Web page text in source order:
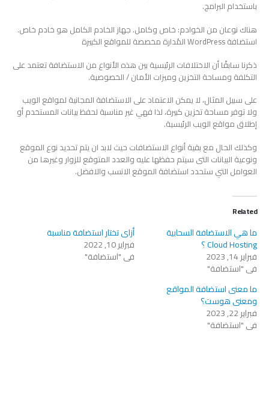
باستخدام البرامج.
هناك نوعان من الخوادم: خاص وكامل. جهاز الخادم الكامل هو خادم خاص.
استضافة WordPress المُدارة مخصصة للمواقع الكبيرة
ذكرنا سابقًا أن الاختلافات الرئيسية بين هذه الأنواع من الاستضافة تعتمد على
التكلفة ومساحة التخزين وميزات الأمان / الخصوصية.
على سبيل المثال، لا يمكن الاعتماد على الاستضافة المجانية لمواقع الويب
ولا توفر مساحة تخزين كبيرة، لذا فهي غير مناسبة لحفظ بيانات المستخدم أو
إطلاق مواقع الويب الرئيسية.
وكذلك الحال مع بقية أنواع الاستضافات حيث لابد ان يتم تحديد نوع الموقع
ونوعية البيانات التى سيتم حفظها عليه والعدد المتوقع للزوار وغيرها من
العوامل التي ستحدد استضافة الموقع الانسب والافضل.
Related
ما هي الاستضافة السحابية
Cloud Hosting ؟
فبراير 14, 2023
في "استضافة"
أزاى تختار استضافة مناسبة
فبراير 10, 2022
في "استضافة"
ما معنى استضافة المواقع
ومعنى هوست؟
فبراير 22, 2023
في "استضافة"